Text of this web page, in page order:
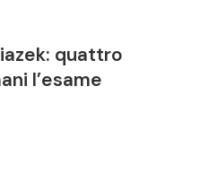
quattro
l’esame